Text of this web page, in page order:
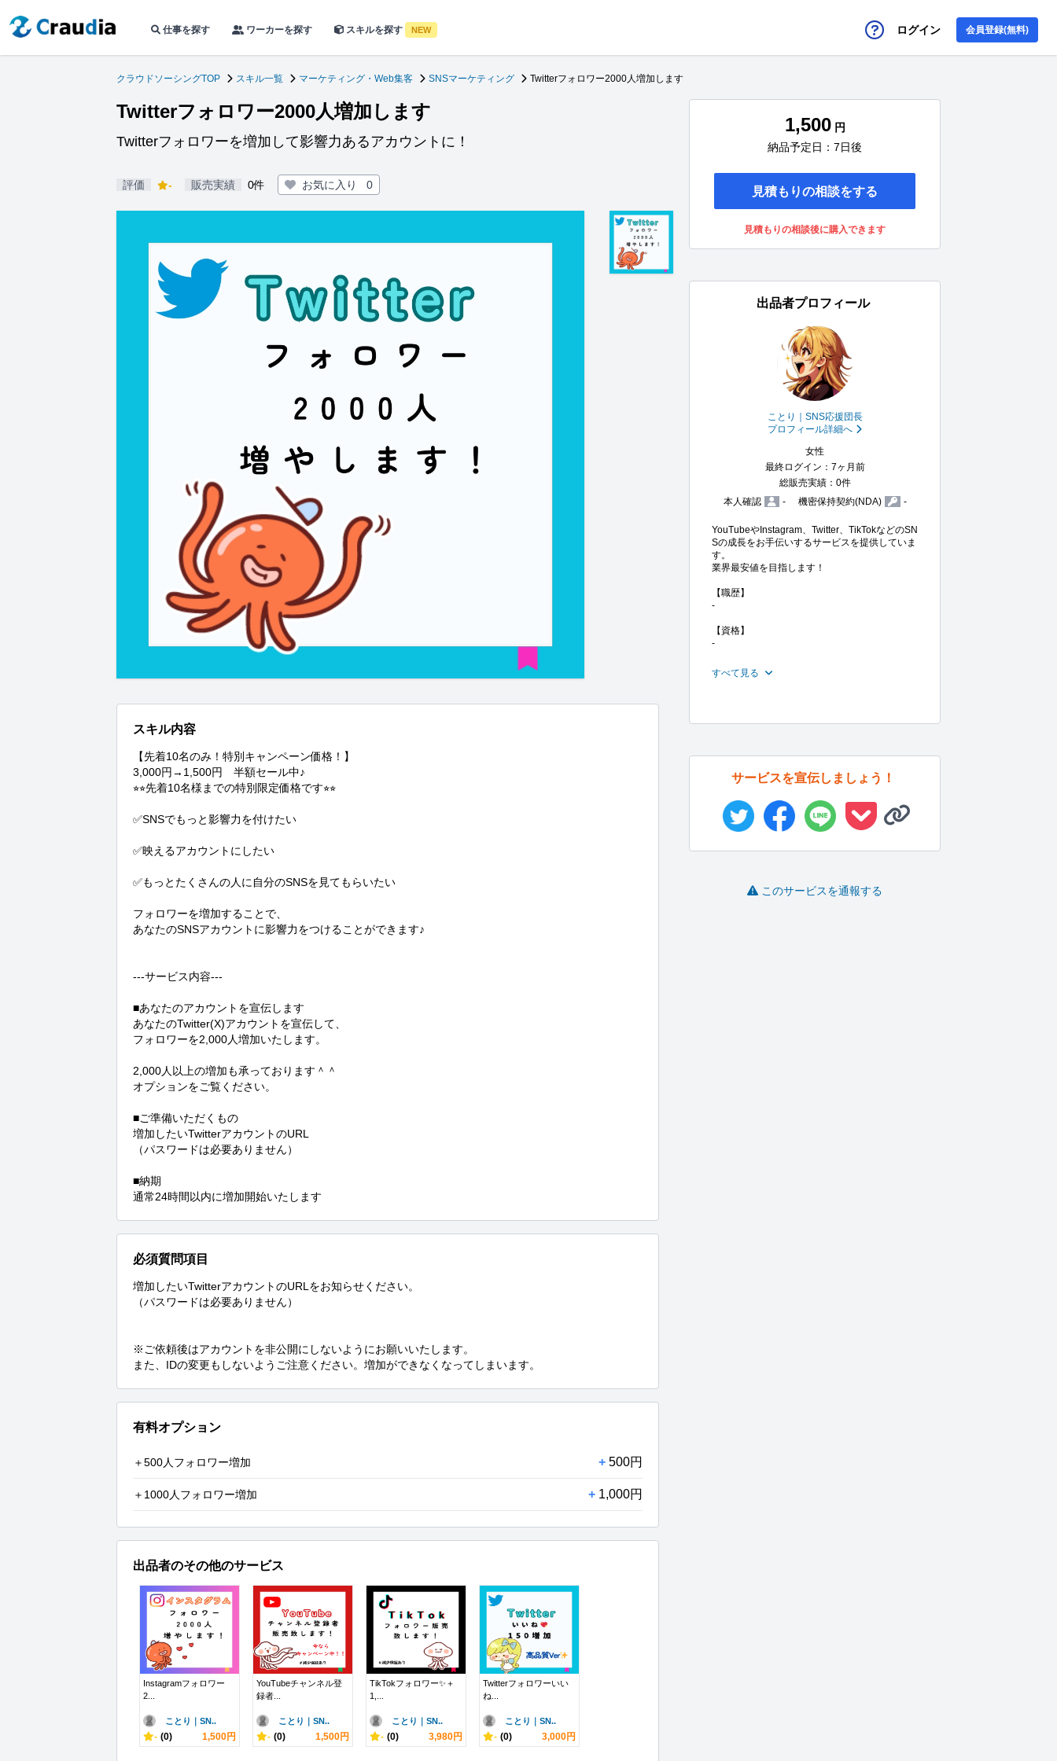
仕事を探す ワーカーを探す スキルを探す NEW ログイン 会員登録(無料)
クラウドソーシングTOP スキル一覧 マーケティング・Web集客 SNSマーケティング Twitterフォロワー2000人増加します
Twitterフォロワー2000人増加します
Twitterフォロワーを増加して影響力あるアカウントに！
評価 - 販売実績 0件 お気に入り 0
スキル内容
【先着10名のみ！特別キャンペーン価格！】
3,000円→1,500円　半額セール中♪
⭐︎⭐︎先着10名様までの特別限定価格です⭐︎⭐︎
✅SNSでもっと影響力を付けたい
✅映えるアカウントにしたい
✅もっとたくさんの人に自分のSNSを見てもらいたい
フォロワーを増加することで、
あなたのSNSアカウントに影響力をつけることができます♪
---サービス内容---
■あなたのアカウントを宣伝します
あなたのTwitter(X)アカウントを宣伝して、
フォロワーを2,000人増加いたします。
2,000人以上の増加も承っております＾＾
オプションをご覧ください。
■ご準備いただくもの
増加したいTwitterアカウントのURL
（パスワードは必要ありません）
■納期
通常24時間以内に増加開始いたします
必須質問項目
増加したいTwitterアカウントのURLをお知らせください。
（パスワードは必要ありません）
※ご依頼後はアカウントを非公開にしないようにお願いいたします。
また、IDの変更もしないようご注意ください。増加ができなくなってしまいます。
有料オプション
＋500人フォロワー増加 + 500円
＋1000人フォロワー増加 + 1,000円
出品者のその他のサービス
Instagramフォロワー
2...
ことり｜SN..
- (0) 1,500円
YouTubeチャンネル登
録者...
ことり｜SN..
- (0) 1,500円
TikTokフォロワー✨＋
1,...
ことり｜SN..
- (0) 3,980円
Twitterフォロワーいい
ね...
ことり｜SN..
- (0) 3,000円
1,500 円
納品予定日：7日後
見積もりの相談をする
見積もりの相談後に購入できます
出品者プロフィール
ことり｜SNS応援団長
プロフィール詳細へ
女性
最終ログイン：7ヶ月前
総販売実績：0件
本人確認
- 機密保持契約(NDA) -
YouTubeやInstagram、Twitter、TikTokなどのSN
Sの成長をお手伝いするサービスを提供していま
す。
業界最安値を目指します！
【職歴】
-
【資格】
-
すべて見る
サービスを宣伝しましょう！
このサービスを通報する